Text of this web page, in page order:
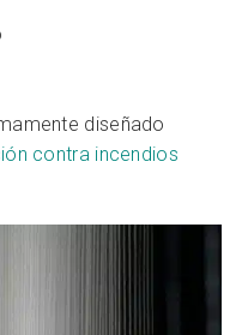
diseñado
contra incendios